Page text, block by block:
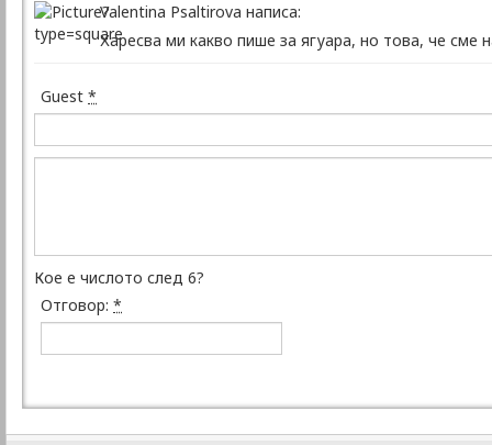
Valentina Psaltirova написа:
Харесва ми какво пише за ягуара, но това, че сме
Guest *
Кое е числото след 6?
Отговор: *